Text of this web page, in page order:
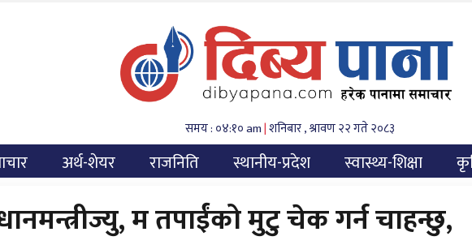
समय : ०४:१० am|शनिबार , श्रावण २२ गते २०८३
अर्थ-शेयर राजनिति स्थानीय-प्रदेश स्वास्थ्य-शिक्षा
म तपाईंको मुटु चेक गर्न चाहन्छु,